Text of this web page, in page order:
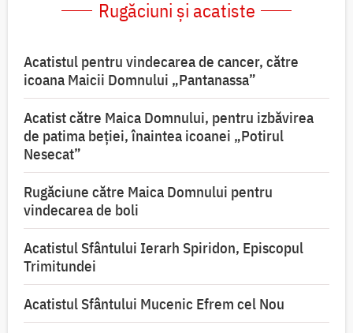
Rugăciuni și acatiste
Acatistul pentru vindecarea de cancer, către
icoana Maicii Domnului „Pantanassa”
Acatist către Maica Domnului, pentru izbăvirea
de patima beției, înaintea icoanei „Potirul
Nesecat”
Rugăciune către Maica Domnului pentru
vindecarea de boli
Acatistul Sfântului Ierarh Spiridon, Episcopul
Trimitundei
Acatistul Sfântului Mucenic Efrem cel Nou